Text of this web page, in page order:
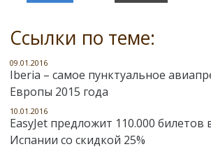
Ссылки по теме:
09.01.2016
Iberia – самое пунктуальное
Европы 2015 года
10.01.2016
EasyJet предложит 110.000
Испании со скидкой 25%